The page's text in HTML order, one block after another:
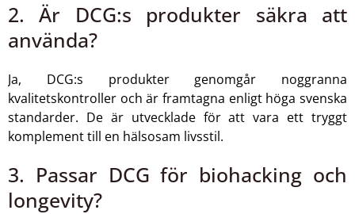
2. Är DCG:s produkter säkra att
använda?
Ja, DCG:s produkter genomgår noggranna
kvalitetskontroller och är framtagna enligt höga svenska
standarder. De är utvecklade för att vara ett tryggt
komplement till en hälsosam livsstil.
3. Passar DCG för biohacking och
longevity?